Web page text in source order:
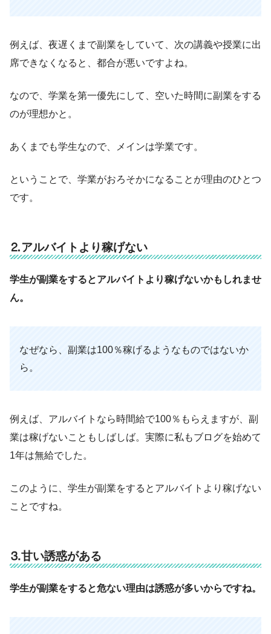
例えば、夜遅くまで副業をしていて、次の講義や授業に出
席できなくなると、都合が悪いですよね。
なので、学業を第一優先にして、空いた時間に副業をする
のが理想かと。
あくまでも学生なので、メインは学業です。
ということで、学業がおろそかになることが理由のひとつ
です。
⒉アルバイトより稼げない
学生が副業をするとアルバイトより稼げないかもしれませ
ん。
なぜなら、副業は100％稼げるようなものではないか
ら。
例えば、アルバイトなら時間給で100％もらえますが、副
業は稼げないこともしばしば。実際に私もブログを始めて
1年は無給でした。
このように、学生が副業をするとアルバイトより稼げない
ことですね。
⒊甘い誘惑がある
学生が副業をすると危ない理由は誘惑が多いからですね。